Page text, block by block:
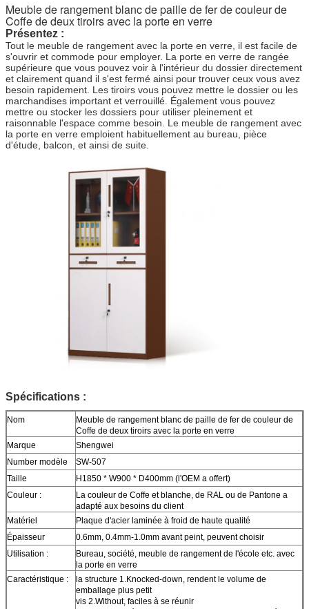
Meuble de rangement blanc de paille de fer de couleur de
Coffe de deux tiroirs avec la porte en verre
Présentez :
Tout le meuble de rangement avec la porte en verre, il est facile de
s'ouvrir et commode pour employer. La porte en verre de rangée
supérieure que vous pouvez voir à l'intérieur du dossier directement
et clairement quand il s'est fermé ainsi pour trouver ceux vous avez
besoin rapidement. Les tiroirs vous pouvez mettre le dossier ou les
marchandises important et verrouillé. Également vous pouvez
mettre ou stocker les dossiers pour utiliser pleinement et
raisonnable l'espace comme besoin. Le meuble de rangement avec
la porte en verre emploient habituellement au bureau, pièce
d'étude, balcon, et ainsi de suite.
Spécifications :
Nom
Meuble de rangement blanc de paille de fer de couleur de
Coffe de deux tiroirs avec la porte en verre
Marque
Shengwei
Number modèle
SW-507
Taille
H1850 * W900 * D400mm (l'OEM a offert)
Couleur :
La couleur de Coffe et blanche, de RAL ou de Pantone a
adapté aux besoins du client
Matériel
Plaque d'acier laminée à froid de haute qualité
Épaisseur
0.6mm, 0.4mm-1.0mm avant peint, peuvent choisir
Utilisation :
Bureau, société, meuble de rangement de l'école etc. avec
la porte en verre
Caractéristique :
la structure 1.Knocked-down, rendent le volume de
emballage plus petit
vis 2.Without, faciles à se réunir